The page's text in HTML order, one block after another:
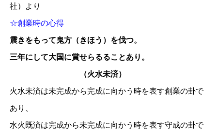
社）より
☆創業時の心得
震きをもって鬼方（きほう）を伐つ。
三年にして大国に賞せらるることあり。
（火水未済）
火水未済は未完成から完成に向かう時を表す創業の卦で
あり、
水火既済は完成から未完成に向かう時を表す守成の卦で